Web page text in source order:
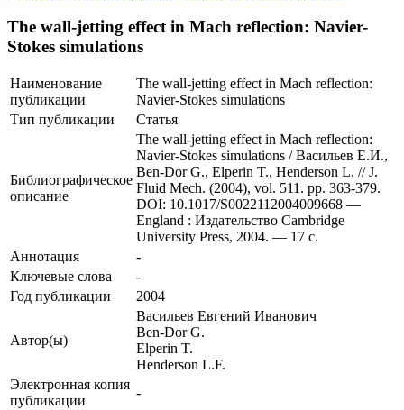
The wall-jetting effect in Mach reflection: Navier-
Stokes simulations
Наименование
публикации
The wall-jetting effect in Mach reflection:
Navier-Stokes simulations
Тип публикации
Статья
Библиографическое
описание
The wall-jetting effect in Mach reflection:
Navier-Stokes simulations / Васильев Е.И.,
Ben-Dor G., Elperin T., Henderson L. // J.
Fluid Mech. (2004), vol. 511. pp. 363-379.
DOI: 10.1017/S0022112004009668 —
England : Издательство Cambridge
University Press, 2004. — 17 с.
Аннотация
-
Ключевые cлова
-
Год публикации
2004
Автор(ы)
Васильев Евгений Иванович
Ben-Dor G.
Elperin T.
Henderson L.F.
Электронная копия
публикации
-